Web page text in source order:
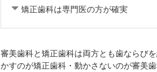
矯正歯科は専門医の方が確実
審美歯科と矯正歯科は両方とも歯ならび
かすのが矯正歯科・動かさないのが審美